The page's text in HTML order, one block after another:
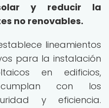
y reducir la
no renovables.
lineamientos
para la instalación
en edificios,
con los
y eficiencia.